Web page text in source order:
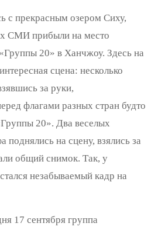
с прекрасным озером Сиху,
СМИ прибыли на место
20» в Ханчжоу. Здесь на
сцена: несколько
за руки,
флагами разных стран будто
20». Два веселых
поднялись на сцену, взялись за
общий снимок. Так, у
незабываемый кадр на
17 сентября группа